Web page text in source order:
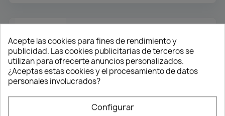
Fregaderos de Alta Calidad para tu
Cocina
fregaderosestán fabricados con los
Acepte las cookies para fines de rendimiento y
publicidad. Las cookies publicitarias de terceros se
utilizan para ofrecerte anuncios personalizados.
¿Aceptas estas cookies y el procesamiento de datos
personales involucrados?
Configurar